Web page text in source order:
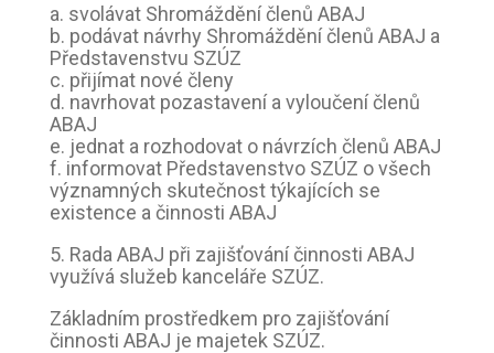
a. svolávat Shromáždění členů ABAJ
b. podávat návrhy Shromáždění členů ABAJ a
Představenstvu SZÚZ
c. přijímat nové členy
d. navrhovat pozastavení a vyloučení členů
ABAJ
e. jednat a rozhodovat o návrzích členů ABAJ
f. informovat Představenstvo SZÚZ o všech
významných skutečnost týkajících se
existence a činnosti ABAJ
5. Rada ABAJ při zajišťování činnosti ABAJ
využívá služeb kanceláře SZÚZ.
Základním prostředkem pro zajišťování
činnosti ABAJ je majetek SZÚZ.